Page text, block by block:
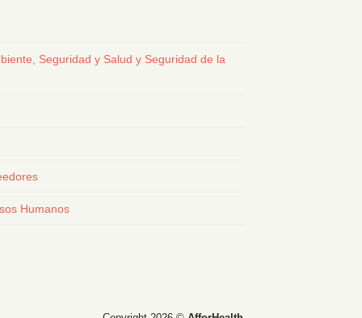
Seguridad y Salud y Seguridad de la
Humanos